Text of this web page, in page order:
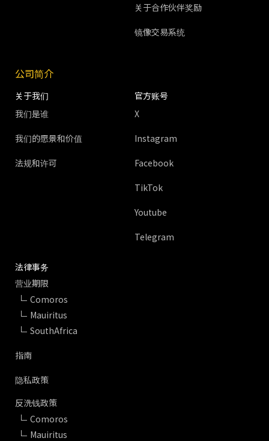
关于合作伙伴奖励
镜像交易系统
公司简介
关于我们
我们是谁
我们的愿景和价值
法规和许可
官方账号
X
Instagram
Facebook
TikTok
Youtube
Telegram
法律事务
营业期限
Comoros
Mauiritus
SouthAfrica
指南
隐私政策
反洗钱政策
Comoros
Mauiritus